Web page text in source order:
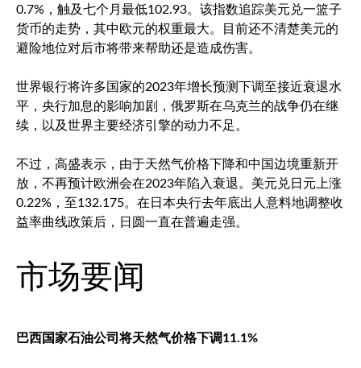
0.7%，触及七个月最低102.93。该指数追踪美元兑一篮子
货币的走势，其中欧元的权重最大。目前还不清楚美元的
避险地位对后市将带来帮助还是造成伤害。
世界银行将许多国家的2023年增长预测下调至接近衰退水
平，央行加息的影响加剧，俄罗斯在乌克兰的战争仍在继
续，以及世界主要经济引擎的动力不足。
不过，高盛表示，由于天然气价格下降和中国边境重新开
放，不再预计欧洲会在2023年陷入衰退。 美元兑日元 上涨
0.22%，至132.175。在日本央行去年底出人意料地调整收
益率曲线政策后，日圆一直在普遍走强。
市场要闻
巴西国家石油公司将天然气价格下调11.1%